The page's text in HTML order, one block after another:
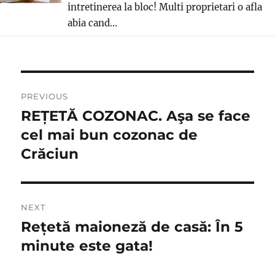
intretinerea la bloc! Multi proprietari o afla
abia cand...
navigation
PREVIOUS
Previous
post:
REȚETĂ COZONAC. Aşa se face
cel mai bun cozonac de
Crăciun
NEXT
Next
post:
Rețetă maioneză de casă: În 5
minute este gata!